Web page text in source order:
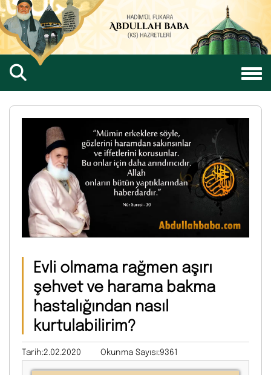
Evli olmama rağmen aşırı
şehvet ve harama bakma
hastalığından nasıl
kurtulabilirim?
Tarih:2.02.2020 Okunma Sayısı:9361